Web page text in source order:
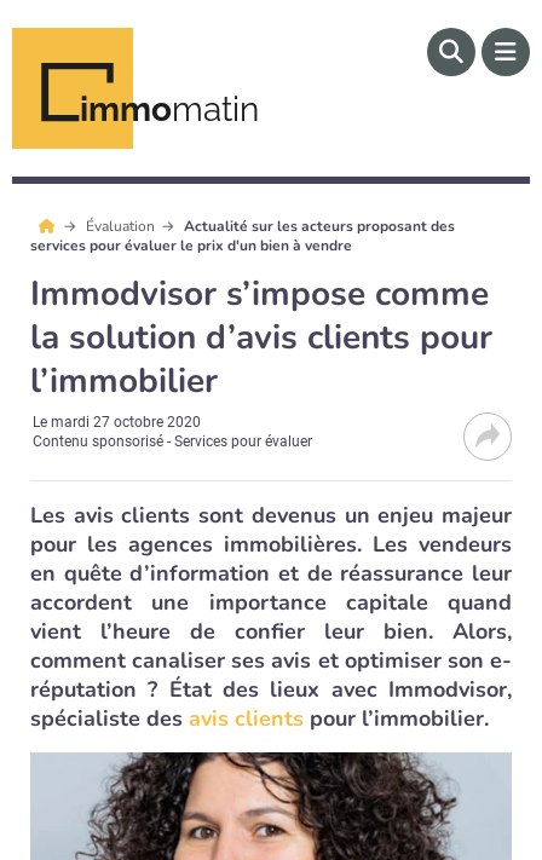
immomatin
Évaluation
Actualité sur les acteurs proposant des
services pour évaluer le prix d'un bien à vendre
Immodvisor s’impose comme
la solution d’avis clients pour
l’immobilier
Lemardi 27 octobre 2020
Contenu sponsorisé - Services pour évaluer
Les avis clients sont devenus un enjeu majeur
pour les agences immobilières. Les vendeurs
en quête d’information et de réassurance leur
accordent une importance capitale quand
vient l’heure de confier leur bien. Alors,
comment canaliser ses avis et optimiser son e-
réputation ? État des lieux avec Immodvisor,
spécialiste des avis clients pour l’immobilier.